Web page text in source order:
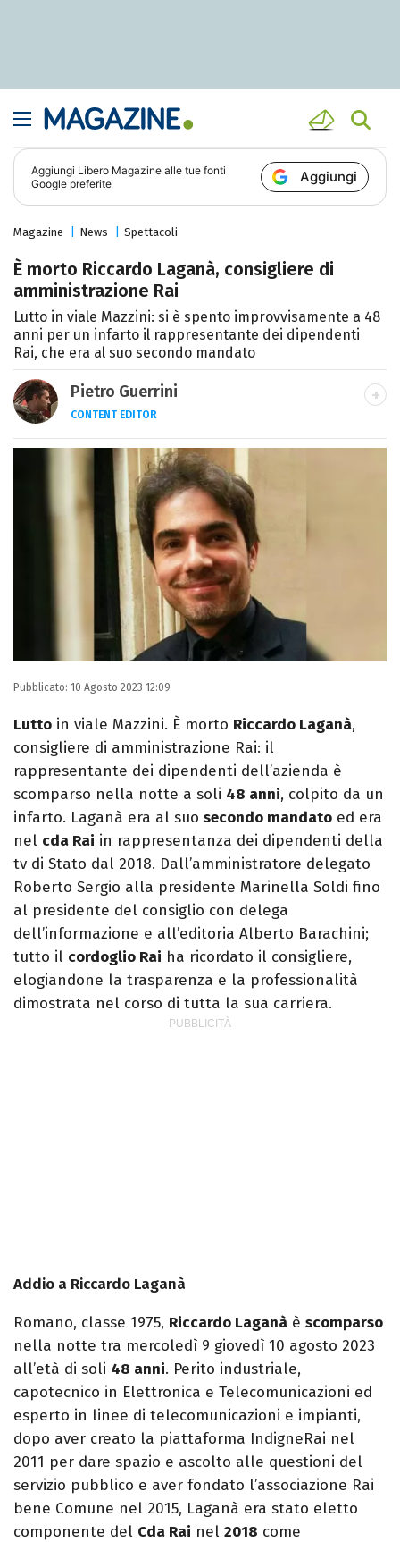
Aggiungi Libero Magazine alle tue fonti
Google preferite
Aggiungi
Magazine News Spettacoli
È morto Riccardo Laganà, consigliere di
amministrazione Rai
Lutto in viale Mazzini: si è spento improvvisamente a 48
anni per un infarto il rappresentante dei dipendenti
Rai, che era al suo secondo mandato
Pietro Guerrini
CONTENT EDITOR
Laurea in Lettere, smania di viaggi e
passione per i cartoni (della pizza e della
Pubblicato: 10 Agosto 2023 12:09
Lutto in viale Mazzini. È morto Riccardo Laganà,
consigliere di amministrazione Rai: il
rappresentante dei dipendenti dell’azienda è
scomparso nella notte a soli 48 anni, colpito da un
infarto. Laganà era al suo secondo mandato ed era
nel cda Rai in rappresentanza dei dipendenti della
tv di Stato dal 2018. Dall’amministratore delegato
Roberto Sergio alla presidente Marinella Soldi fino
al presidente del consiglio con delega
dell’informazione e all’editoria Alberto Barachini;
tutto il cordoglio Rai ha ricordato il consigliere,
elogiandone la trasparenza e la professionalità
dimostrata nel corso di tutta la sua carriera.
Addio a Riccardo Laganà
Romano, classe 1975, Riccardo Laganà è scomparso
nella notte tra mercoledì 9 giovedì 10 agosto 2023
all’età di soli 48 anni. Perito industriale,
capotecnico in Elettronica e Telecomunicazioni ed
esperto in linee di telecomunicazioni e impianti,
dopo aver creato la piattaforma IndigneRai nel
2011 per dare spazio e ascolto alle questioni del
servizio pubblico e aver fondato l’associazione Rai
bene Comune nel 2015, Laganà era stato eletto
componente del Cda Rai nel 2018 come